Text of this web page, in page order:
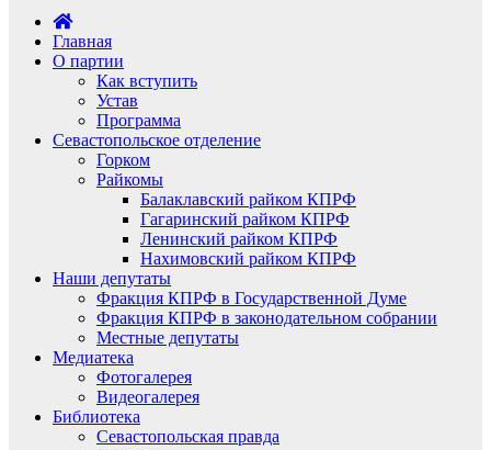
Главная
О партии
Как вступить
Устав
Программа
Севастопольское отделение
Горком
Райкомы
Балаклавский райком КПРФ
Гагаринский райком КПРФ
Ленинский райком КПРФ
Нахимовский райком КПРФ
Наши депутаты
Фракция КПРФ в Государственной Думе
Фракция КПРФ в законодательном собрании
Местные депутаты
Медиатека
Фотогалерея
Видеогалерея
Библиотека
Севастопольская правда